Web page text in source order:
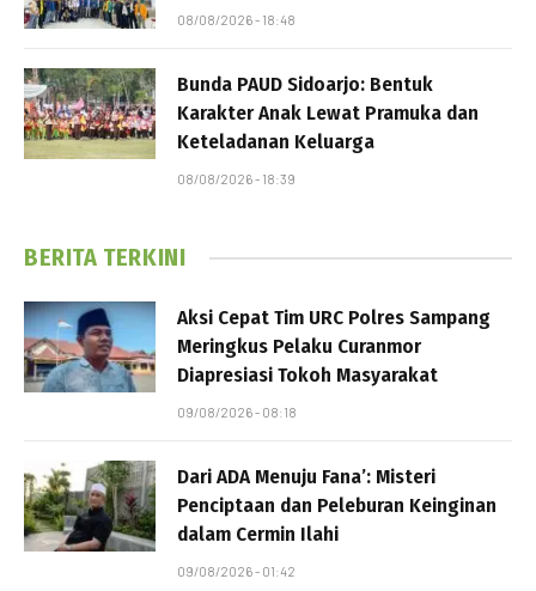
08/08/2026 - 18:48
Bunda PAUD Sidoarjo: Bentuk
Karakter Anak Lewat Pramuka dan
Keteladanan Keluarga
08/08/2026 - 18:39
BERITA TERKINI
Aksi Cepat Tim URC Polres Sampang
Meringkus Pelaku Curanmor
Diapresiasi Tokoh Masyarakat
09/08/2026 - 08:18
Dari ADA Menuju Fana’: Misteri
Penciptaan dan Peleburan Keinginan
dalam Cermin Ilahi
09/08/2026 - 01:42